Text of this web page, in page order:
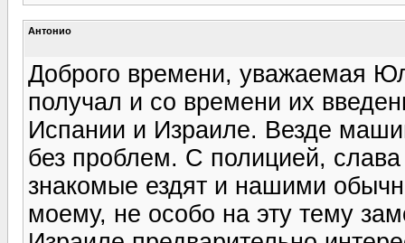
Антонио
Доброго времени, уважаемая
получал и со времени их
Испании и Израиле. Везде
без проблем. С полицией,
знакомые ездят и нашими
моему, не особо на эту тему